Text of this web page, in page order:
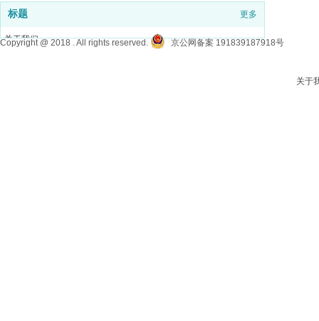
标题 更多
关于我们
Copyright @ 2018 . All rights reserved. 京公网备案 191839187918号
关于